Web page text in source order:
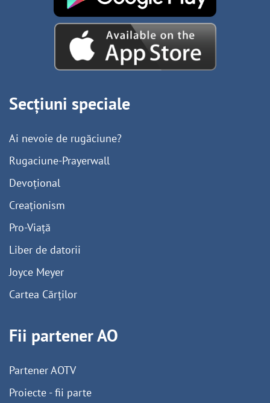
Secțiuni speciale
Ai nevoie de rugăciune?
Rugaciune-Prayerwall
Devoțional
Creaționism
Pro-Viață
Liber de datorii
Joyce Meyer
Cartea Cărților
Fii partener AO
Partener AOTV
Proiecte - fii parte